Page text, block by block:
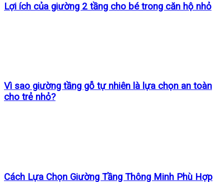
Lợi ích của giường 2 tầng cho bé trong căn hộ nhỏ
Vì sao giường tầng gỗ tự nhiên là lựa chọn an toàn
cho trẻ nhỏ?
Cách Lựa Chọn Giường Tầng Thông Minh Phù Hợp